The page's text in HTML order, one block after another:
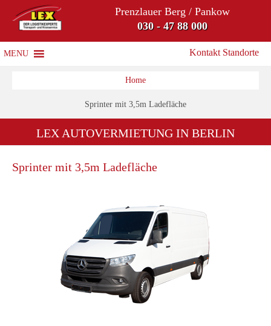
Prenzlauer Berg / Pankow
030 - 47 88 000
Kontakt Standorte
MENU
Home
Sprinter mit 3,5m Ladefläche
LEX AUTOVERMIETUNG IN BERLIN
Sprinter mit 3,5m Ladefläche